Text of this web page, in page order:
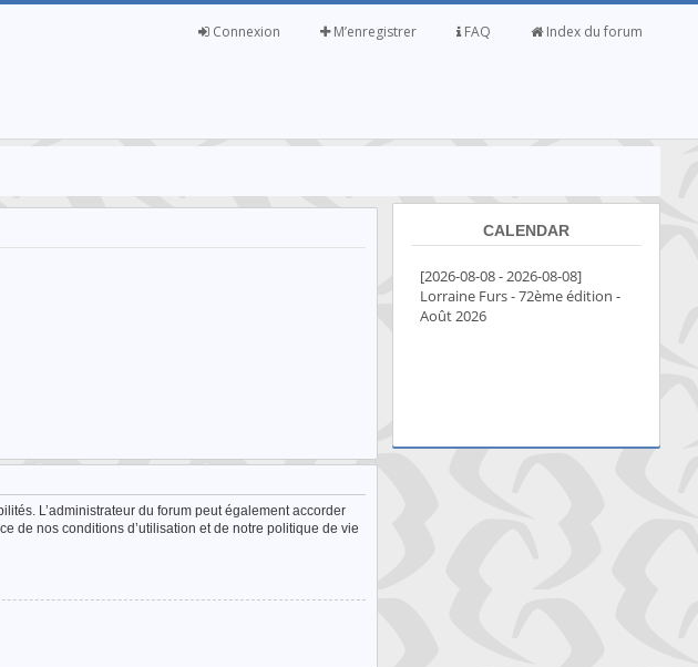
Index du forum
FAQ
M’enregistrer
Connexion
L’administrateur du forum peut également accorder
de nos conditions d’utilisation et de notre politique de vie
CALENDAR